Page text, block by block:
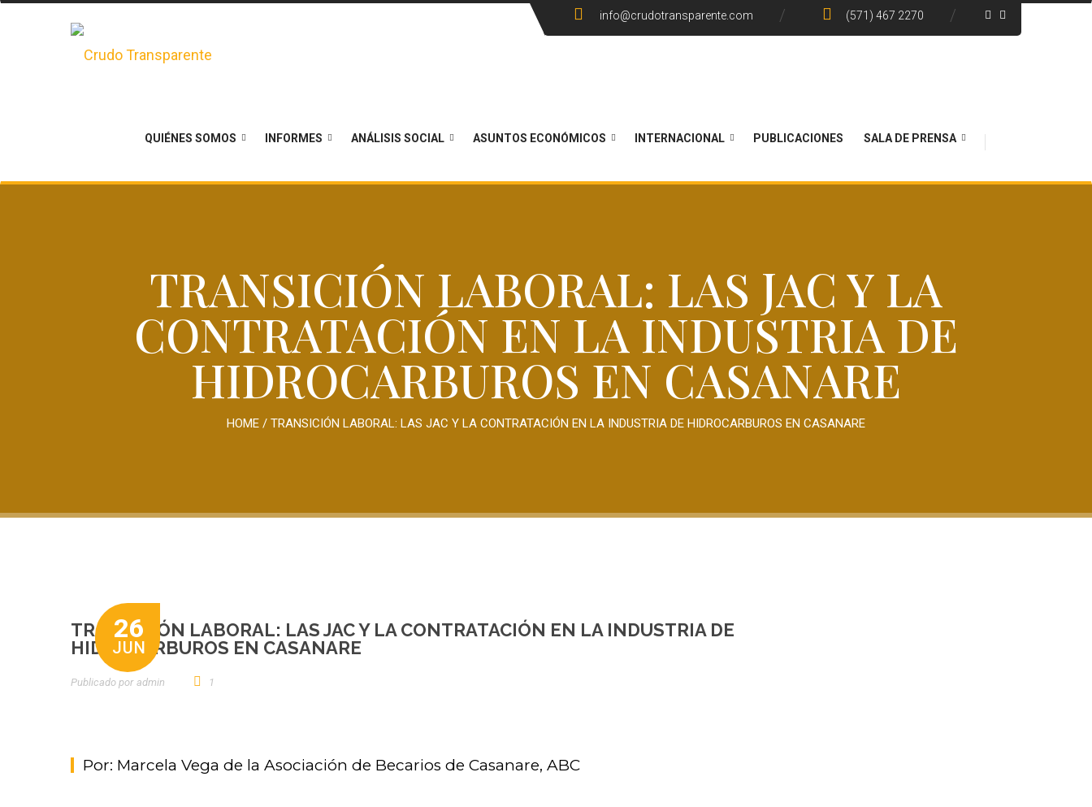
info@crudotransparente.com (571) 467 2270
QUIÉNES SOMOS INFORMES ANÁLISIS SOCIAL ASUNTOS ECONÓMICOS INTERNACIONAL PUBLICACIONES SALA DE PRENSA
TRANSICIÓN LABORAL: LAS JAC Y LA
CONTRATACIÓN EN LA INDUSTRIA DE
HIDROCARBUROS EN CASANARE
HOME / TRANSICIÓN LABORAL: LAS JAC Y LA CONTRATACIÓN EN LA INDUSTRIA DE HIDROCARBUROS EN CASANARE
26
JUN
TRANSICIÓN LABORAL: LAS JAC Y LA CONTRATACIÓN EN LA INDUSTRIA DE
HIDROCARBUROS EN CASANARE
Publicado por Admin 1
Por: Marcela Vega de la Asociación de Becarios de Casanare, ABC